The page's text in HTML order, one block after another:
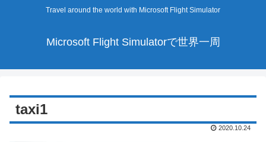
Travel around the world with Microsoft Flight Simulator
Microsoft Flight Simulatorで世界一周
taxi1
2020.10.24